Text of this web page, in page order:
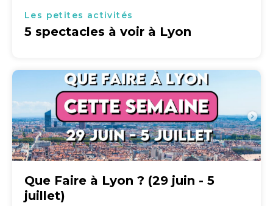
Les petites activités
5 spectacles à voir à Lyon
Que Faire à Lyon ? (29 juin - 5
juillet)